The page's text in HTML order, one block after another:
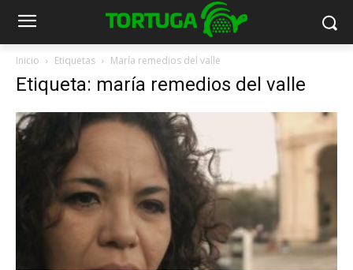
Inicio Etiquetas María remedios del valle
Etiqueta: maría remedios del valle